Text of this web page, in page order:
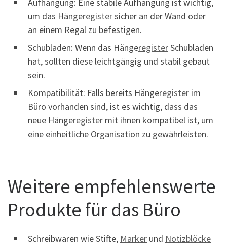
Aufhängung: Eine stabile Aufhängung ist wichtig,
um das Hängeregistersicher an der Wand oder
an einem Regal zu befestigen.
Schubladen: Wenn das HängeregisterSchubladen
hat, sollten diese leichtgängig und stabil gebaut
sein.
Kompatibilität: Falls bereits Hängeregister im
Büro vorhanden sind, ist es wichtig, dass das
neue Hängeregister mit ihnen kompatibel ist, um
eine einheitliche Organisation zu gewährleisten.
Weitere empfehlenswerte
Produkte für das Büro
Schreibwaren wie Stifte, Marker und Notizblöcke